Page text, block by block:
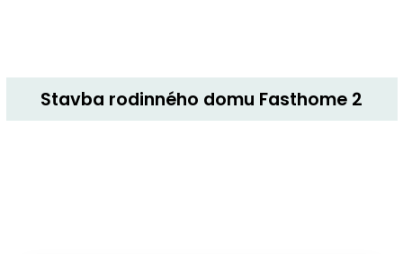
Stavba rodinného domu Fasthome 2